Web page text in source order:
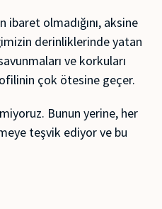
olmadığını, aksine
derinliklerinde yatan
ve korkuları
çok ötesine geçer.
Bunun yerine, her
teşvik ediyor ve bu